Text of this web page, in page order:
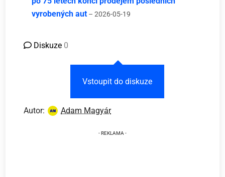
vyrobených aut – 2026-05-19
Diskuze 0
Vstoupit do diskuze
Autor: Adam Magyár